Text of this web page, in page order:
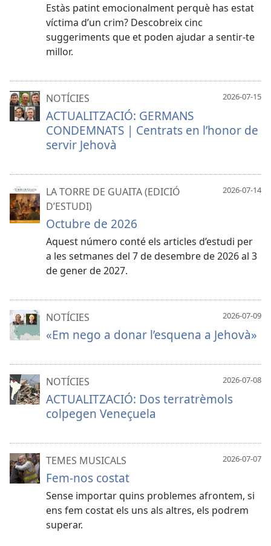
Estàs patint emocionalment perquè has estat
víctima d’un crim? Descobreix cinc
suggeriments que et poden ajudar a sentir-te
millor.
2026-07-15
NOTÍCIES
ACTUALITZACIÓ: GERMANS
CONDEMNATS | Centrats en l’honor de
servir Jehovà
2026-07-14
LA TORRE DE GUAITA (EDICIÓ
D’ESTUDI)
Octubre de 2026
Aquest número conté els articles d’estudi per
a les setmanes del 7 de desembre de 2026 al 3
de gener de 2027.
2026-07-09
NOTÍCIES
«Em nego a donar l’esquena a Jehovà»
2026-07-08
NOTÍCIES
ACTUALITZACIÓ: Dos terratrèmols
colpegen Veneçuela
2026-07-07
TEMES MUSICALS
Fem-nos costat
Sense importar quins problemes afrontem, si
ens fem costat els uns als altres, els podrem
superar.